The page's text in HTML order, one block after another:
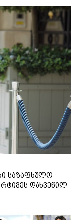
საზაფხულო
დახვეწილ